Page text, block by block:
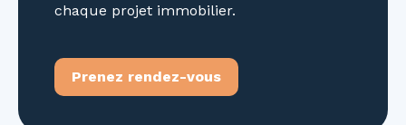
chaque projet immobilier.
Prenez rendez-vous